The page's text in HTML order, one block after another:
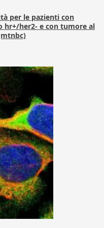
per le pazienti con
hr+/her2- e con tumore al